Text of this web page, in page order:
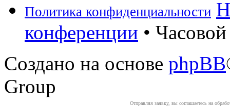
Политика конфиденциальности
конференции •
Создано на основе phpBB
Group
Отправляя заявку, вы соглашаетесь на